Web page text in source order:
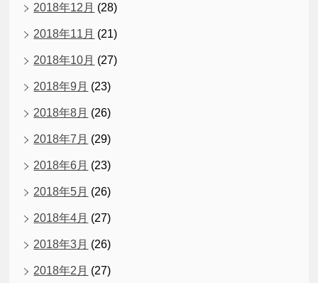
2018年12月 (28)
2018年11月 (21)
2018年10月 (27)
2018年9月 (23)
2018年8月 (26)
2018年7月 (29)
2018年6月 (23)
2018年5月 (26)
2018年4月 (27)
2018年3月 (26)
2018年2月 (27)